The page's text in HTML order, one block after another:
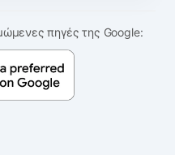
πηγές της Google: